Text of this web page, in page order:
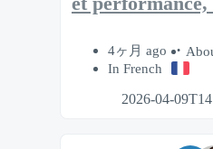
4ヶ月 ago
In French
2026-04-